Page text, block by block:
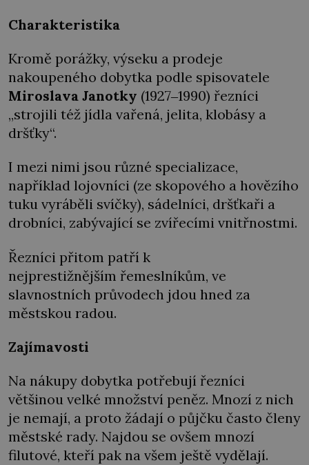
Charakteristika
Kromě porážky, výseku a prodeje
nakoupeného dobytka podle spisovatele
Miroslava Janotky (1927‒1990) řezníci
„strojili též jídla vařená, jelita, klobásy a
dršťky“.
I mezi nimi jsou různé specializace,
například lojovníci (ze skopového a hovězího
tuku vyráběli svíčky), sádelníci, dršťkaři a
drobníci, zabývající se zvířecími vnitřnostmi.
Řezníci přitom patří k
nejprestižnějším řemeslníkům, ve
slavnostních průvodech jdou hned za
městskou radou.
Zajímavosti
Na nákupy dobytka potřebují řezníci
většinou velké množství peněz. Mnozí z nich
je nemají, a proto žádají o půjčku často členy
městské rady. Najdou se ovšem mnozí
filutové, kteří pak na všem ještě vydělají.